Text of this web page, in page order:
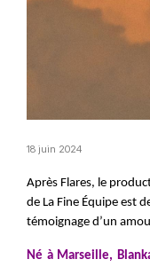
18 juin 2024
Après Flares, le
de La Fine Équipe est
témoignage d’un
Né à Marseille,